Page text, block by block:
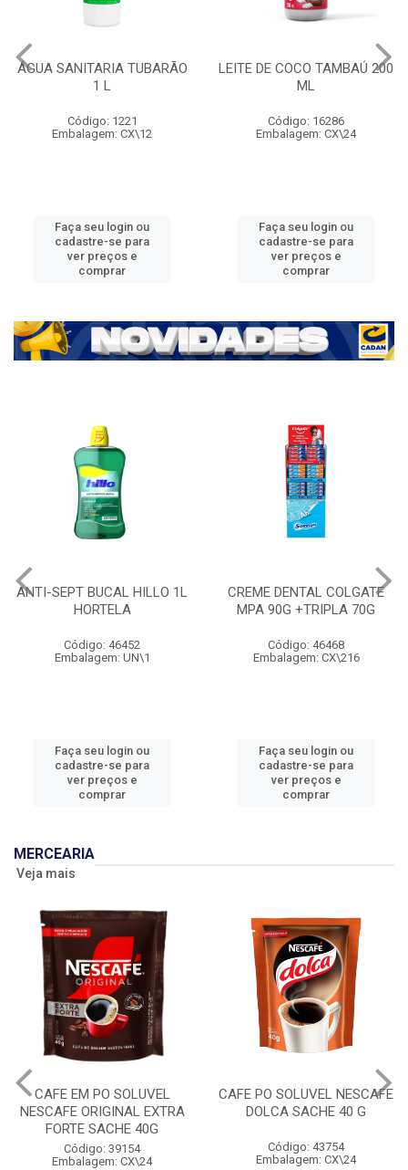
ÁGUA SANITARIA TUBARÃO
1 L
Código: 1221
Embalagem: CX\12
Faça seu login ou
cadastre-se para
ver preços e
comprar
LEITE DE COCO TAMBAÚ 200
ML
Código: 16286
Embalagem: CX\24
Faça seu login ou
cadastre-se para
ver preços e
comprar
ANTI-SEPT BUCAL HILLO 1L
HORTELA
Código: 46452
Embalagem: UN\1
Faça seu login ou
cadastre-se para
ver preços e
comprar
CREME DENTAL COLGATE
MPA 90G +TRIPLA 70G
Código: 46468
Embalagem: CX\216
Faça seu login ou
cadastre-se para
ver preços e
comprar
MERCEARIA
Veja mais
CAFE EM PO SOLUVEL
NESCAFE ORIGINAL EXTRA
FORTE SACHE 40G
Código: 39154
Embalagem: CX\24
CAFE PO SOLUVEL NESCAFE
DOLCA SACHE 40 G
Código: 43754
Embalagem: CX\24